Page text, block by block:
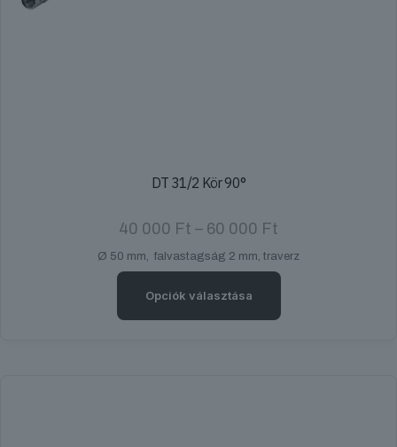
DT 31/2 Kör 90°
40 000 Ft – 60 000 Ft
000 Ft
-
000 Ft
Ø 50 mm, falvastagság 2 mm, traverz
Opciók választása